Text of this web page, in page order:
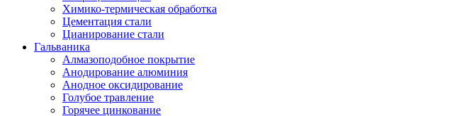
Химико-термическая обработка
Цементация стали
Цианирование стали
Гальваника
Алмазоподобное покрытие
Анодирование алюминия
Анодное оксидирование
Голубое травление
Горячее цинкование